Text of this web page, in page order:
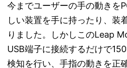
今までユーザーの手の動きを
しい装置を手に持ったり、装
りました。しかしこのLeap
USB端子に接続するだけで
検知を行い、手指の動きを正